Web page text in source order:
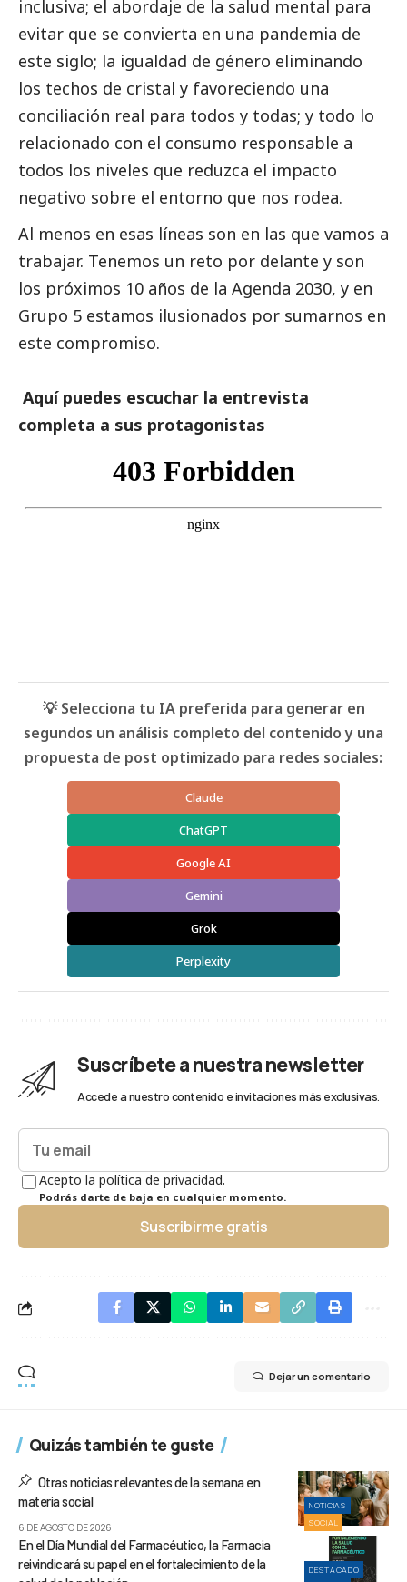
inclusiva; el abordaje de la salud mental para
evitar que se convierta en una pandemia de
este siglo; la igualdad de género eliminando
los techos de cristal y favoreciendo una
conciliación real para todos y todas; y todo lo
relacionado con el consumo responsable a
todos los niveles que reduzca el impacto
negativo sobre el entorno que nos rodea.
Al menos en esas líneas son en las que vamos a
trabajar. Tenemos un reto por delante y son
los próximos 10 años de la Agenda 2030, y en
Grupo 5 estamos ilusionados por sumarnos en
este compromiso.
Aquí puedes escuchar la entrevista
completa a sus protagonistas
💡 Selecciona tu IA preferida para generar en
segundos un análisis completo del contenido y una
propuesta de post optimizado para redes sociales:
Claude
ChatGPT
Google AI
Gemini
Grok
Perplexity
Suscríbete a nuestra newsletter
Accede a nuestro contenido e invitaciones más exclusivas.
Acepto la política de privacidad.
Podrás darte de baja en cualquier momento.
Suscribirme gratis
Dejar un comentario
Quizás también te guste
NOTICIAS
SOCIAL
Otras noticias relevantes de la semana en
materia social
6 DE AGOSTO DE 2026
DESTACADO
En el Día Mundial del Farmacéutico, la Farmacia
reivindicará su papel en el fortalecimiento de la